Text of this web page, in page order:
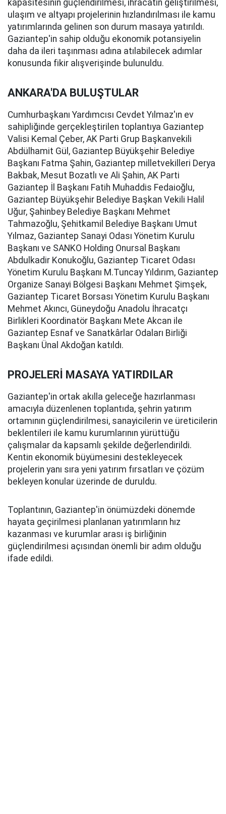
kapasitesinin güçlendirilmesi, ihracatın geliştirilmesi,
ulaşım ve altyapı projelerinin hızlandırılması ile kamu
yatırımlarında gelinen son durum masaya yatırıldı.
Gaziantep'in sahip olduğu ekonomik potansiyelin
daha da ileri taşınması adına atılabilecek adımlar
konusunda fikir alışverişinde bulunuldu.
ANKARA'DA BULUŞTULAR
Cumhurbaşkanı Yardımcısı Cevdet Yılmaz'ın ev
sahipliğinde gerçekleştirilen toplantıya Gaziantep
Valisi Kemal Çeber, AK Parti Grup Başkanvekili
Abdülhamit Gül, Gaziantep Büyükşehir Belediye
Başkanı Fatma Şahin, Gaziantep milletvekilleri Derya
Bakbak, Mesut Bozatlı ve Ali Şahin, AK Parti
Gaziantep İl Başkanı Fatih Muhaddis Fedaioğlu,
Gaziantep Büyükşehir Belediye Başkan Vekili Halil
Uğur, Şahinbey Belediye Başkanı Mehmet
Tahmazoğlu, Şehitkamil Belediye Başkanı Umut
Yılmaz, Gaziantep Sanayi Odası Yönetim Kurulu
Başkanı ve SANKO Holding Onursal Başkanı
Abdulkadir Konukoğlu, Gaziantep Ticaret Odası
Yönetim Kurulu Başkanı M.Tuncay Yıldırım, Gaziantep
Organize Sanayi Bölgesi Başkanı Mehmet Şimşek,
Gaziantep Ticaret Borsası Yönetim Kurulu Başkanı
Mehmet Akıncı, Güneydoğu Anadolu İhracatçı
Birlikleri Koordinatör Başkanı Mete Akcan ile
Gaziantep Esnaf ve Sanatkârlar Odaları Birliği
Başkanı Ünal Akdoğan katıldı.
PROJELERİ MASAYA YATIRDILAR
Gaziantep'in ortak akılla geleceğe hazırlanması
amacıyla düzenlenen toplantıda, şehrin yatırım
ortamının güçlendirilmesi, sanayicilerin ve üreticilerin
beklentileri ile kamu kurumlarının yürüttüğü
çalışmalar da kapsamlı şekilde değerlendirildi.
Kentin ekonomik büyümesini destekleyecek
projelerin yanı sıra yeni yatırım fırsatları ve çözüm
bekleyen konular üzerinde de duruldu.
Toplantının, Gaziantep'in önümüzdeki dönemde
hayata geçirilmesi planlanan yatırımların hız
kazanması ve kurumlar arası iş birliğinin
güçlendirilmesi açısından önemli bir adım olduğu
ifade edildi.